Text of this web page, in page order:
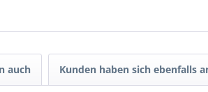
auch Kunden haben sich ebenfalls